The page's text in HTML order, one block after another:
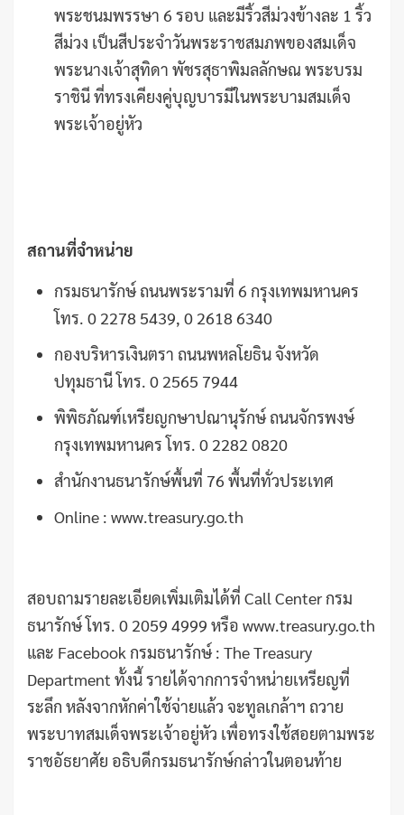
พระชนมพรรษา 6 รอบ และมีริ้วสีม่วงข้างละ 1 ริ้ว
สีม่วง เป็นสีประจำวันพระราชสมภพของสมเด็จ
พระนางเจ้าสุทิดา พัชรสุธาพิมลลักษณ พระบรม
ราชินี ที่ทรงเคียงคู่บุญบารมีในพระบามสมเด็จ
พระเจ้าอยู่หัว
สถานที่จำหน่าย
กรมธนารักษ์ ถนนพระรามที่ 6 กรุงเทพมหานคร
โทร. 0 2278 5439, 0 2618 6340
กองบริหารเงินตรา ถนนพหลโยธิน จังหวัด
ปทุมธานี โทร. 0 2565 7944
พิพิธภัณฑ์เหรียญกษาปณานุรักษ์ ถนนจักรพงษ์
กรุงเทพมหานคร โทร. 0 2282 0820
สำนักงานธนารักษ์พื้นที่ 76 พื้นที่ทั่วประเทศ
Online : www.treasury.go.th
สอบถามรายละเอียดเพิ่มเติมได้ที่ Call Center กรม
ธนารักษ์ โทร. 0 2059 4999 หรือ www.treasury.go.th
และ Facebook กรมธนารักษ์ : The Treasury
Department ทั้งนี้ รายได้จากการจำหน่ายเหรียญที่
ระลึก หลังจากหักค่าใช้จ่ายแล้ว จะทูลเกล้าฯ ถวาย
พระบาทสมเด็จพระเจ้าอยู่หัว เพื่อทรงใช้สอยตามพระ
ราชอัธยาศัย อธิบดีกรมธนารักษ์กล่าวในตอนท้าย